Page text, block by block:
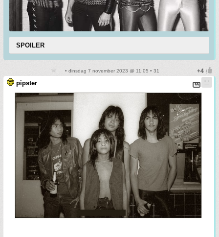
SPOILER
• dinsdag 7 november 2023 @ 11:05 • 31
pipster